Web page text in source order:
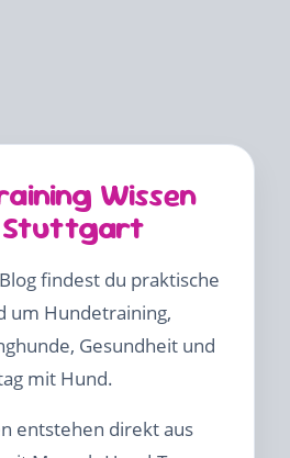
Wissen
Stuttgart
findest du praktische
um Hundetraining,
Gesundheit und
mit Hund.
entstehen direkt aus